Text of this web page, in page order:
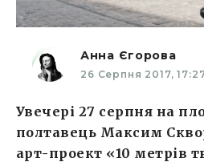
Анна Єгорова
26 Серпня 2017,
Увечері 27 серпня на
полтавець Максим
арт-проект «10 метрів